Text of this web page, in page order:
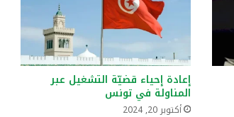
إعادة إحياء قضيّة التشغيل عبر
المناولة في تونس
أكتوبر 20, 2024